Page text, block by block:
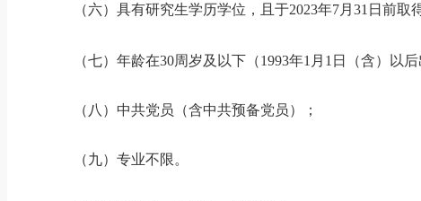
（六）具有研究生学历学位，且于2023年7月31日前取
（七）年龄在30周岁及以下（1993年1月1日（含）以后
（八）中共党员（含中共预备党员）；
（九）专业不限。